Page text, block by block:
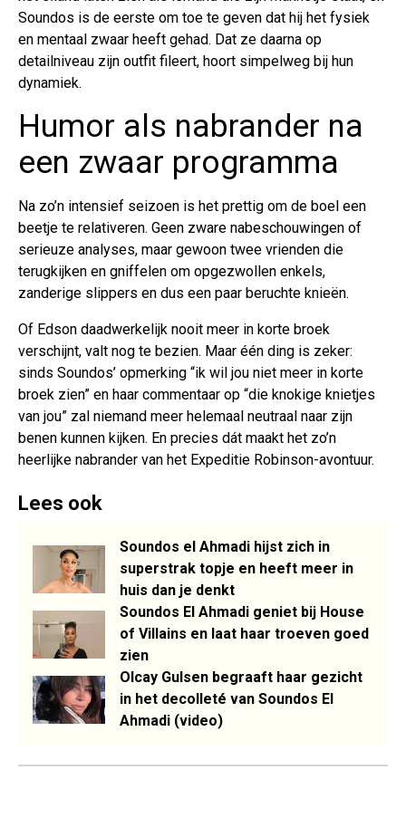
Soundos is de eerste om toe te geven dat hij het fysiek
en mentaal zwaar heeft gehad. Dat ze daarna op
detailniveau zijn outfit fileert, hoort simpelweg bij hun
dynamiek.
Humor als nabrander na
een zwaar programma
Na zo’n intensief seizoen is het prettig om de boel een
beetje te relativeren. Geen zware nabeschouwingen of
serieuze analyses, maar gewoon twee vrienden die
terugkijken en gniffelen om opgezwollen enkels,
zanderige slippers en dus een paar beruchte knieën.
Of Edson daadwerkelijk nooit meer in korte broek
verschijnt, valt nog te bezien. Maar één ding is zeker:
sinds Soundos’ opmerking “ik wil jou niet meer in korte
broek zien” en haar commentaar op “die knokige knietjes
van jou” zal niemand meer helemaal neutraal naar zijn
benen kunnen kijken. En precies dát maakt het zo’n
heerlijke nabrander van het Expeditie Robinson-avontuur.
Lees ook
Soundos el Ahmadi hijst zich in
superstrak topje en heeft meer in
huis dan je denkt
Soundos El Ahmadi geniet bij House
of Villains en laat haar troeven goed
zien
Olcay Gulsen begraaft haar gezicht
in het decolleté van Soundos El
Ahmadi (video)